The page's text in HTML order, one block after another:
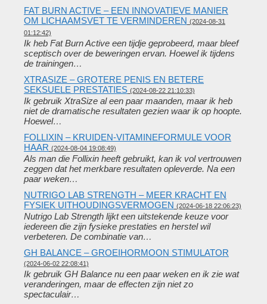
FAT BURN ACTIVE – EEN INNOVATIEVE MANIER
OM LICHAAMSVET TE VERMINDEREN (2024-08-31
01:12:42)
Ik heb Fat Burn Active een tijdje geprobeerd, maar bleef
sceptisch over de beweringen ervan. Hoewel ik tijdens
de trainingen…
XTRASIZE – GROTERE PENIS EN BETERE
SEKSUELE PRESTATIES (2024-08-22 21:10:33)
Ik gebruik XtraSize al een paar maanden, maar ik heb
niet de dramatische resultaten gezien waar ik op hoopte.
Hoewel…
FOLLIXIN – KRUIDEN-VITAMINEFORMULE VOOR
HAAR (2024-08-04 19:08:49)
Als man die Follixin heeft gebruikt, kan ik vol vertrouwen
zeggen dat het merkbare resultaten opleverde. Na een
paar weken…
NUTRIGO LAB STRENGTH – MEER KRACHT EN
FYSIEK UITHOUDINGSVERMOGEN (2024-06-18 22:06:23)
Nutrigo Lab Strength lijkt een uitstekende keuze voor
iedereen die zijn fysieke prestaties en herstel wil
verbeteren. De combinatie van…
GH BALANCE – GROEIHORMOON STIMULATOR
(2024-06-02 22:08:41)
Ik gebruik GH Balance nu een paar weken en ik zie wat
veranderingen, maar de effecten zijn niet zo
spectaculair…